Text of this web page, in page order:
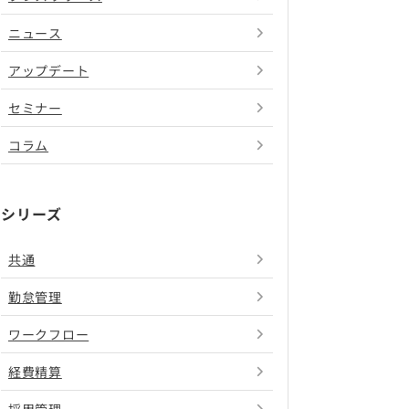
ニュース
アップデート
セミナー
コラム
シリーズ
共通
勤怠管理
ワークフロー
経費精算